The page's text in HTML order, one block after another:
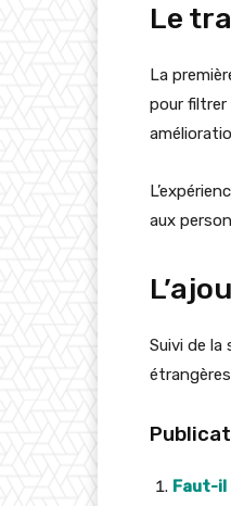
Le
La
pour filtrer
aux
Suivi de
Faut-il